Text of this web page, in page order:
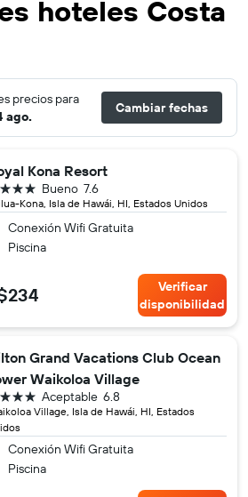
hoteles Costa
precios para
ago.
Cambiar fechas
Kona Resort
Kona, Isla de Hawái, HI, Estados Unidos
7.6
Bueno
Conexión Wifi Gratuita
Piscina
Verificar
disponibilidad
Grand Vacations Club Ocean
Waikoloa Village
Village, Isla de Hawái, HI, Estados
6.8
Aceptable
Conexión Wifi Gratuita
Piscina